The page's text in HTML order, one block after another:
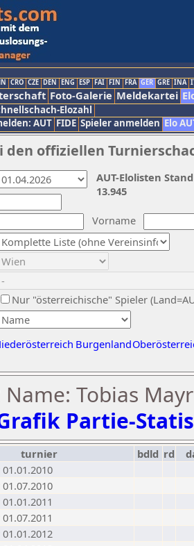
CRO CZE DEN ENG ESP FAI FIN FRA GER GRE INA
Foto-Galerie Meldekartei
Elozahl
AUT FIDE Spieler anmelden Elo
offiziellen
Vorname
Nur "österreichische" Spieler
Burgenland
AUT-Elolisten
13.945
Name: Tobias
Partie-
turnier bdld rd